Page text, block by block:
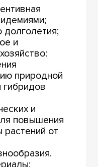
долголетия;
и
природной
и
повышения
от